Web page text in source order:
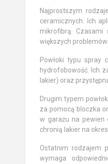
Najprostszym
ceramicznych. Ich
mikrofibrą.
większych problemów.
Powłoki typu spray
hydrofobowość. Ich
lakier) oraz
Drugim typem
za pomocą bloczka
w garażu na pewien
chronią lakier na okres
Ostatnim rodzajem
wymaga